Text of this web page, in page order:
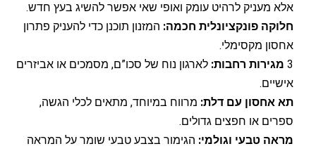
אלא מעניק לרהיט עומק ואופי שאי אפשר להשיג בעץ חדש.
חלוקה פונקציונלית חכמה: המזנון תוכנן כדי להעניק פתרון
אחסון מקסימלי.
3 מגירות רחבות: לארגון נוח של סכו”ם, מסמכים או אביזרים
אישיים.
תא אחסון עם דלת: מרווח במיוחד, מתאים לכלי הגשה,
ספרים או חפצים גדולים.
מראה טבעי וגולמי: הגימור בצבע טבעי שומר על המראה